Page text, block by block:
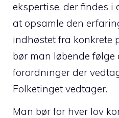
ekspertise, der findes
at opsamle den
indhøstet fra konkrete
bør man løbende følge
forordninger der
Folketinget vedtager.
Man bør for hver lov